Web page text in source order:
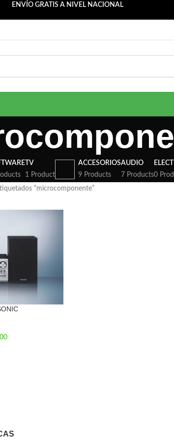
ENVÍO GRATIS A NIVEL NACIONAL
TV
1 Product
ACCESORIOS
9 Products
AUDIO
7 Products0
“microcomponente”